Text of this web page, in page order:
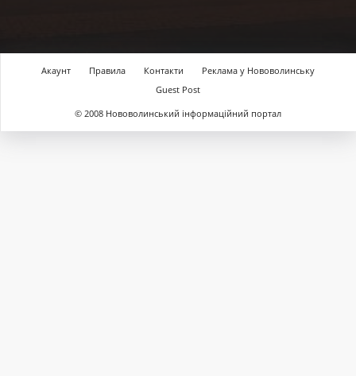
Акаунт Правила Контакти
Реклама у Нововолинську
Guest Post
© 2008 Нововолинський інформаційний портал